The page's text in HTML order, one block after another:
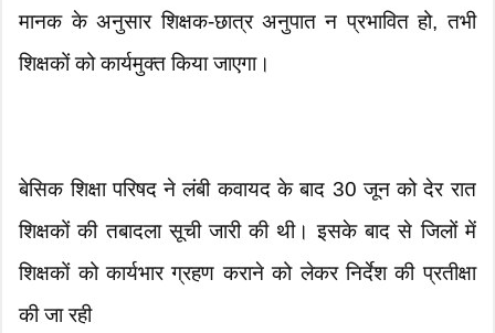
मानक के अनुसार शिक्षक-छात्र अनुपात न प्रभावित हो, तभी
शिक्षकों को कार्यमुक्त किया जाएगा।
बेसिक शिक्षा परिषद ने लंबी कवायद के बाद 30 जून को देर रात
शिक्षकों की तबादला सूची जारी की थी। इसके बाद से जिलों में
शिक्षकों को कार्यभार ग्रहण कराने को लेकर निर्देश की प्रतीक्षा
की जा रही